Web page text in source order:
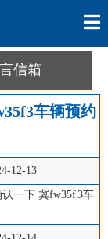
信箱
车辆预约
12-13
一下 冀fw35f 3车